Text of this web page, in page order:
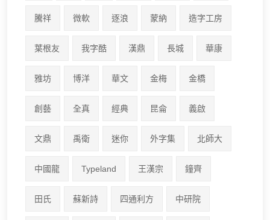
騰祥 微軟 逐浪 蒙納 造字工房
葉根友 我字酷 漢鼎 長城 華康
雅坊 博洋 華文 金梅 金橋
創藝 全真 經典 昆侖 義啟
文鼎 禹衛 迷你 外字集 北師大
中國龍 Typeland 王漢宗 鐘齊
田氏 蘇新詩 四通利方 中研院